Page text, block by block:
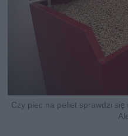
Czy piec na pellet sprawdzi